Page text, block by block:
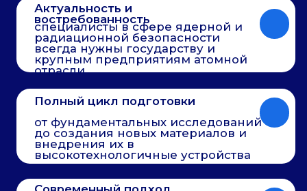
Широкие возможности
производственными
организациями
выпускники могут работать в
науке, промышленности,
образовании и сфере
государственного управления
Электронный доступ ко всем
материалам и возможность
совмещать учёбу с работой.